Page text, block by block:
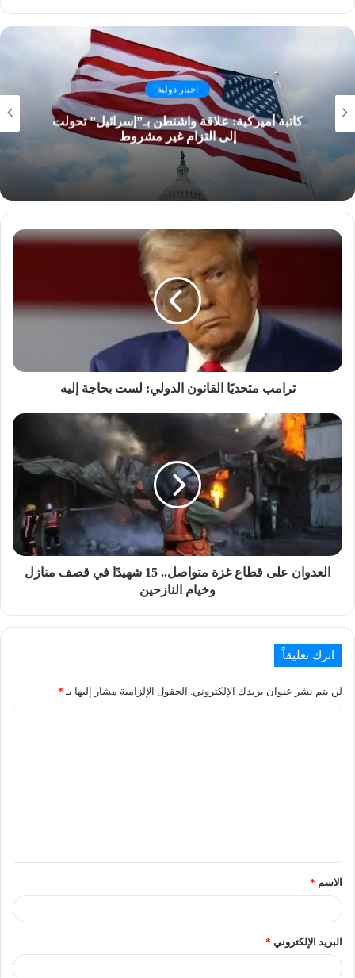
اخبار دولية
كاتبة أميركية: علاقة واشنطن بـ”إسرائيل” تحولت
إلى التزام غير مشروط
ترامب متحديًا القانون الدولي: لست بحاجة إليه
العدوان على قطاع غزة متواصل.. 15 شهيدًا في قصف منازل
وخيام النازحين
اترك تعليقاً
لن يتم نشر عنوان بريدك الإلكتروني. الحقول الإلزامية مشار إليها بـ *
الاسم *
البريد الإلكتروني *